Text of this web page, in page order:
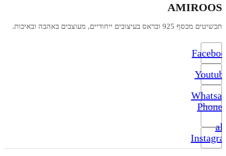
AMIROOS
תכשיטים מכסף 925 ובראס בעיצובים ייחודיים, מעוצבים באהבה ובאיכות.
Phone-
alt